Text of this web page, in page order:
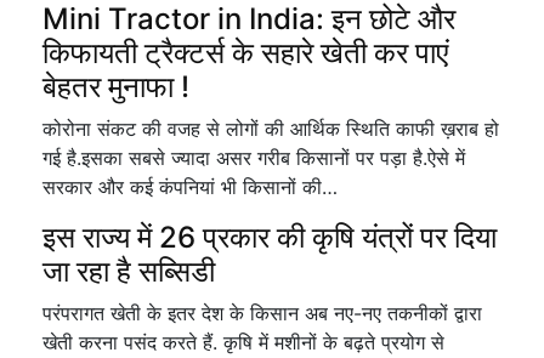
Mini Tractor in India: इन छोटे और
किफायती ट्रैक्टर्स के सहारे खेती कर पाएं
बेहतर मुनाफा !
कोरोना संकट की वजह से लोगों की आर्थिक स्थिति काफी ख़राब हो
गई है.इसका सबसे ज्यादा असर गरीब किसानों पर पड़ा है.ऐसे में
सरकार और कई कंपनियां भी किसानों की…
इस राज्य में 26 प्रकार की कृषि यंत्रों पर दिया
जा रहा है सब्सिडी
परंपरागत खेती के इतर देश के किसान अब नए-नए तकनीकों द्वारा
खेती करना पसंद करते हैं. कृषि में मशीनों के बढ़ते प्रयोग से